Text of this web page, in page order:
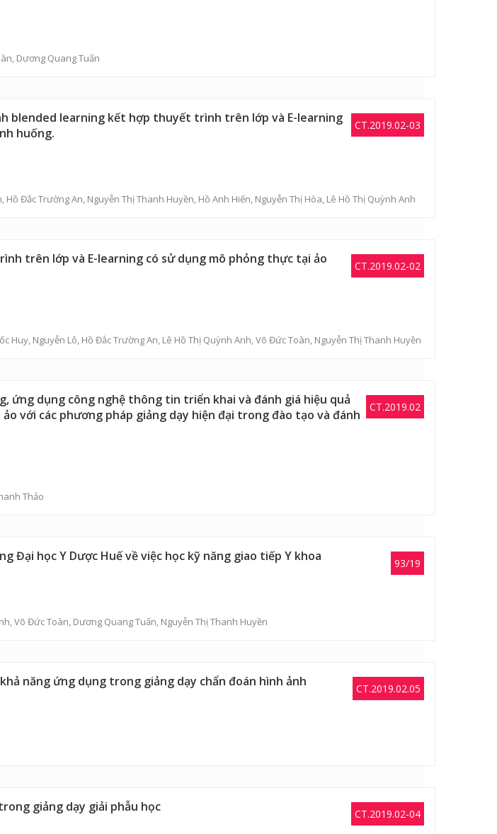
, Dương Quang Tuấn
CT.2019.02-03
blended learning kết hợp thuyết trình trên lớp và E-learning
huống.
, Hồ Đắc Trường An, Nguyễn Thị Thanh Huyền, Hồ Anh Hiến, Nguyễn Thị Hòa, Lê Hồ Thị Quỳnh Anh
CT.2019.02-02
trên lớp và E-learning có sử dụng mô phỏng thực tại ảo
Huy, Nguyễn Lô, Hồ Đắc Trường An, Lê Hồ Thị Quỳnh Anh,Võ Đức Toàn, Nguyễn Thị Thanh Huyền
CT.2019.02
ứng dụng công nghệ thông tin triển khai và đánh giá hiệu quả
với các phương pháp giảng dạy hiện đại trong đào tạo và đánh
Thảo
93/19
Đại học Y Dược Huế về việc học kỹ năng giao tiếp Y khoa
,Võ Đức Toàn, Dương Quang Tuấn, Nguyễn Thị Thanh Huyền
CT.2019.02.05
năng ứng dụng trong giảng dạy chẩn đoán hình ảnh
CT.2019.02-04
giảng dạy giải phẫu học